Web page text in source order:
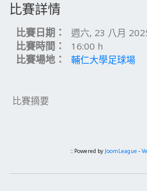
比賽詳情
比賽日期： 週六, 23 八月
比賽時間： 16:00 h
比賽場地： 輔仁大學足球場
比賽摘要
:: Powered by JoomLeague -